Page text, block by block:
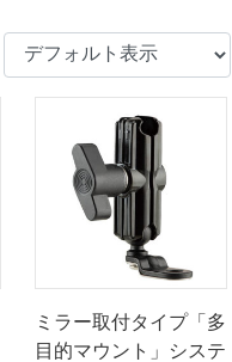
ミラー取付タイプ「多
目的マウント」システ